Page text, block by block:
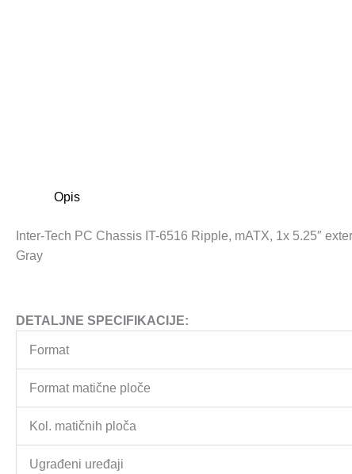
Opis
Inter-Tech PC Chassis IT-6516 Ripple, mATX, 1x 5.25″
Gray
DETALJNE SPECIFIKACIJE:
Format
Format matične ploče
Kol. matičnih ploča
Ugrađeni uređaji